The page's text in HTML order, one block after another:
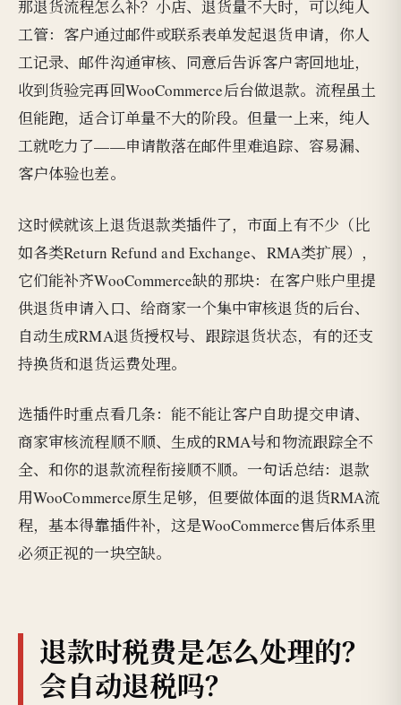
那退货流程怎么补？小店、退货量不大时，可以纯人
工管：客户通过邮件或联系表单发起退货申请，你人
工记录、邮件沟通审核、同意后告诉客户寄回地址，
收到货验完再回WooCommerce后台做退款。流程虽土
但能跑，适合订单量不大的阶段。但量一上来，纯人
工就吃力了——申请散落在邮件里难追踪、容易漏、
客户体验也差。
这时候就该上退货退款类插件了，市面上有不少（比
如各类Return Refund and Exchange、RMA类扩展），
它们能补齐WooCommerce缺的那块：在客户账户里提
供退货申请入口、给商家一个集中审核退货的后台、
自动生成RMA退货授权号、跟踪退货状态，有的还支
持换货和退货运费处理。
选插件时重点看几条：能不能让客户自助提交申请、
商家审核流程顺不顺、生成的RMA号和物流跟踪全不
全、和你的退款流程衔接顺不顺。一句话总结：退款
用WooCommerce原生足够，但要做体面的退货RMA流
程，基本得靠插件补，这是WooCommerce售后体系里
必须正视的一块空缺。
退款时税费是怎么处理的？
会自动退税吗？